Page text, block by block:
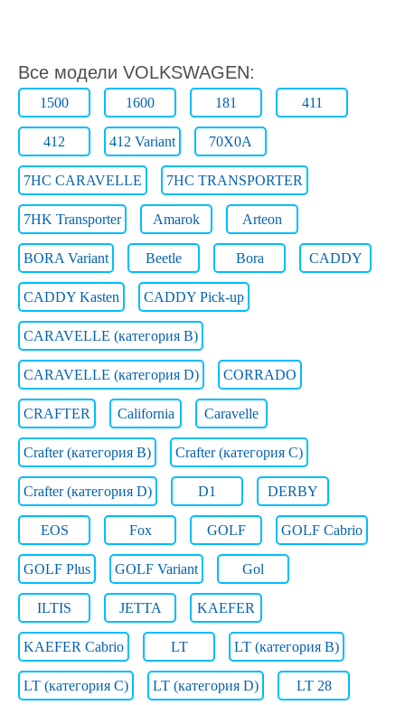
Все модели VOLKSWAGEN:
1500 1600 181 411
412 412 Variant 70X0A
7HC CARAVELLE 7HC TRANSPORTER
7HK Transporter Amarok Arteon
BORA Variant Beetle Bora CADDY
CADDY Kasten CADDY Pick-up
CARAVELLE (категория B)
CARAVELLE (категория D) CORRADO
CRAFTER California Caravelle
Crafter (категория B) Crafter (категория C)
Crafter (категория D) D1 DERBY
EOS Fox GOLF GOLF Cabrio
GOLF Plus GOLF Variant Gol
ILTIS JETTA KAEFER
KAEFER Cabrio LT LT (категория B)
LT (категория C) LT (категория D) LT 28